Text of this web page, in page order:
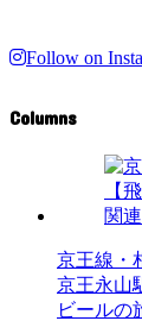
Follow on
Columns
京王線・
京王永山
ビールの